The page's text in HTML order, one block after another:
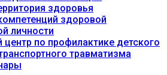
здоровья
здоровой
личности
центр по профилактике детского
травматизма